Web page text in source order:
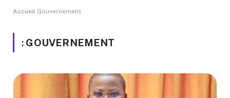
Accueil Gouvernement
: GOUVERNEMENT